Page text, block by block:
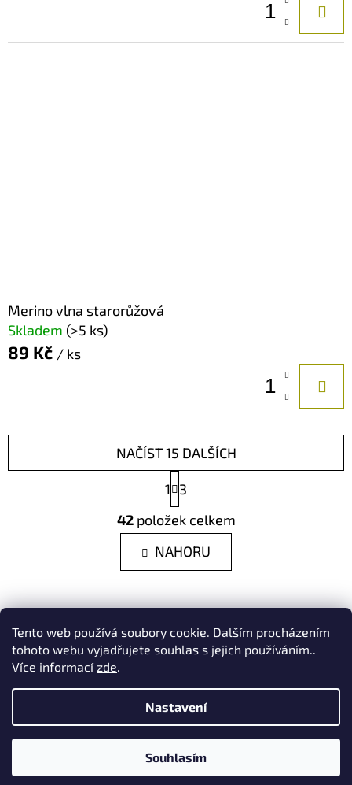
Tento web používá soubory cookie. Dalším procházením
tohoto webu vyjadřujete souhlas s jejich používáním..
Více informacízde.
Nastavení
Souhlasím
Merino vlna starorůžová
Skladem (>5 ks)
89 Kč / ks
O
V
L
Á
D
A
C
Í
R
V
K
Y
V
NAČÍST 15 DALŠÍCH
S
T
R
Á
N
K
O
Á
N
Í
1 3
42položek celkem
NAHORU
Z
Á
P
A
T
ta-ry.cz fler.cz/merino1
FacebookInstagram
Vytvořil Shoptet